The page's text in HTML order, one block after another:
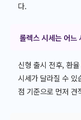
다.
롤렉스 시세는 어느
신형 출시 전후, 환
시세가 달라질 수 있
점 기준으로 먼저 견